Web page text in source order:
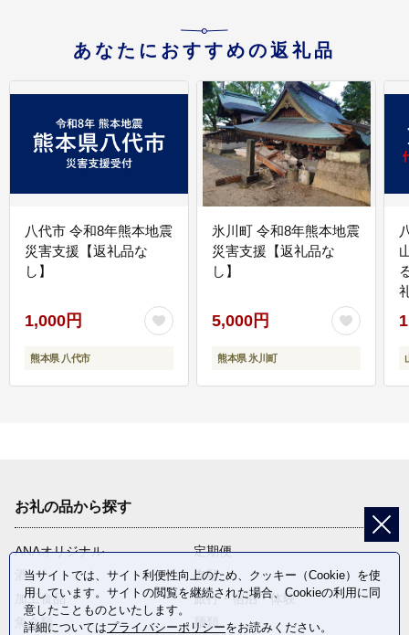
あなたにおすすめの返礼品
八代市 令和8年熊本地震
災害支援【返礼品な
し】
1,000円
熊本県 八代市
氷川町 令和8年熊本地震
災害支援【返礼品な
し】
5,000円
熊本県 氷川町
お礼の品から探す
ANAオリジナル
定期便
酒
肉類
加工食品
旅行・宿泊・体験
魚介類
麺類
当サイトでは、サイト利便性向上のため、クッキー（Cookie）を使
用しています。サイトの閲覧を継続された場合、Cookieの利用に同
意したことものといたします。
詳細についてはプライバシーポリシーをお読みください。